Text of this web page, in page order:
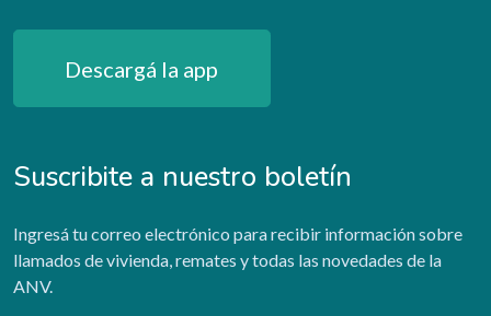
Descargá la app
Suscribite a nuestro boletín
Ingresá tu correo electrónico para recibir información sobre
llamados de vivienda, remates y todas las novedades de la
ANV.